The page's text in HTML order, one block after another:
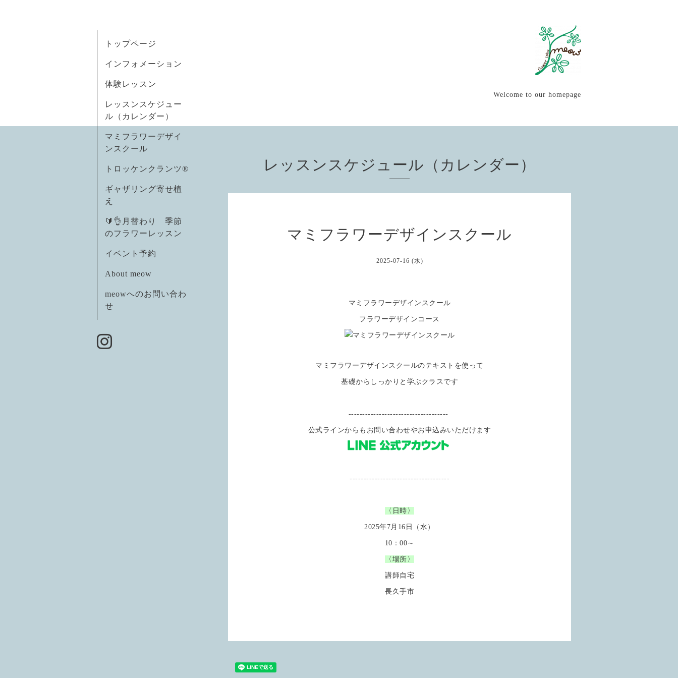
Welcome to our homepage
トップページ
インフォメーション
体験レッスン
レッスンスケジュー
ル（カレンダー）
マミフラワーデザイ
ンスクール
トロッケンクランツ®
ギャザリング寄せ植
え
🔰👌月替わり 季節
のフラワーレッスン
イベント予約
About meow
meowへのお問い合わ
せ
レッスンスケジュール（カレンダー）
マミフラワーデザインスクール
2025-07-16 (水)
マミフラワーデザインスクール
フラワーデザインコース
マミフラワーデザインスクールのテキストを使って
基礎からしっかりと学ぶクラスです
------------------------------------
公式ラインからもお問い合わせやお申込みいただけます
------------------------------------
〈日時〉
2025年7月16日（水）
10：00～
〈場所〉
講師自宅
長久手市